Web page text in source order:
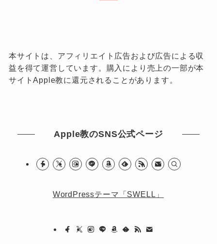
本サイトは、アフィリエイト広告および広告による収
益を得て運営しています。購入により売上の一部が本
サイトApple教に還元されることがあります。
Apple教のSNS公式ページ
WordPressテーマ「SWELL」